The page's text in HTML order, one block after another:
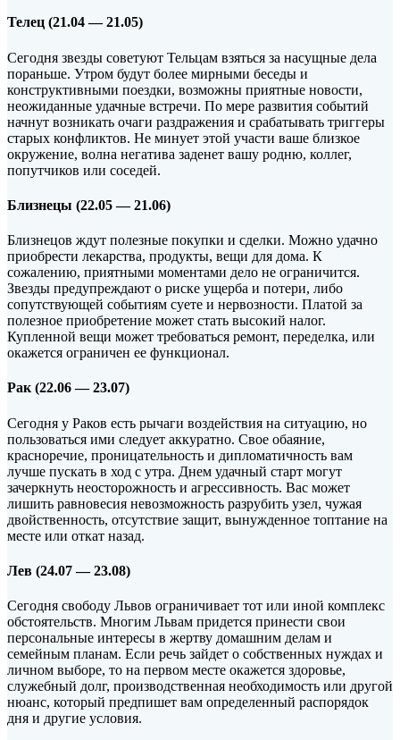
Телец (21.04 — 21.05)
Сегодня звезды советуют Тельцам взяться за насущные дела
пораньше. Утром будут более мирными беседы и
конструктивными поездки, возможны приятные новости,
неожиданные удачные встречи. По мере развития событий
начнут возникать очаги раздражения и срабатывать триггеры
старых конфликтов. Не минует этой участи ваше близкое
окружение, волна негатива заденет вашу родню, коллег,
попутчиков или соседей.
Близнецы (22.05 — 21.06)
Близнецов ждут полезные покупки и сделки. Можно удачно
приобрести лекарства, продукты, вещи для дома. К
сожалению, приятными моментами дело не ограничится.
Звезды предупреждают о риске ущерба и потери, либо
сопутствующей событиям суете и нервозности. Платой за
полезное приобретение может стать высокий налог.
Купленной вещи может требоваться ремонт, переделка, или
окажется ограничен ее функционал.
Рак (22.06 — 23.07)
Сегодня у Раков есть рычаги воздействия на ситуацию, но
пользоваться ими следует аккуратно. Свое обаяние,
красноречие, проницательность и дипломатичность вам
лучше пускать в ход с утра. Днем удачный старт могут
зачеркнуть неосторожность и агрессивность. Вас может
лишить равновесия невозможность разрубить узел, чужая
двойственность, отсутствие защит, вынужденное топтание на
месте или откат назад.
Лев (24.07 — 23.08)
Сегодня свободу Львов ограничивает тот или иной комплекс
обстоятельств. Многим Львам придется принести свои
персональные интересы в жертву домашним делам и
семейным планам. Если речь зайдет о собственных нуждах и
личном выборе, то на первом месте окажется здоровье,
служебный долг, производственная необходимость или другой
нюанс, который предпишет вам определенный распорядок
дня и другие условия.